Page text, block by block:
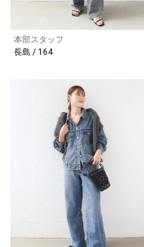
本部スタッフ
長島 / 164